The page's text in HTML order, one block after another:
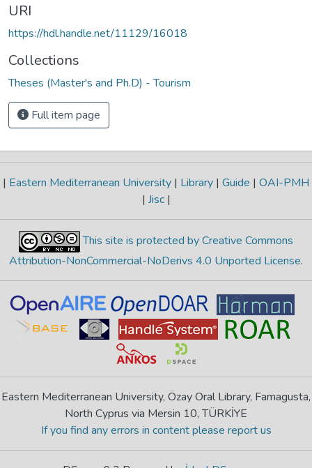
URI
https://hdl.handle.net/11129/16018
Collections
Theses (Master's and Ph.D) - Tourism
Full item page
| Eastern Mediterranean University | Library | Guide | OAI-PMH
| Jisc |
This site is protected by Creative Commons
Attribution-NonCommercial-NoDerivs 4.0 Unported License.
Eastern Mediterranean University, Özay Oral Library, Famagusta,
North Cyprus via Mersin 10, TÜRKİYE
If you find any errors in content please report us